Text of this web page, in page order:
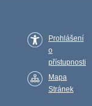
Prohlášení
o
přístupnosti
Mapa
Stránek